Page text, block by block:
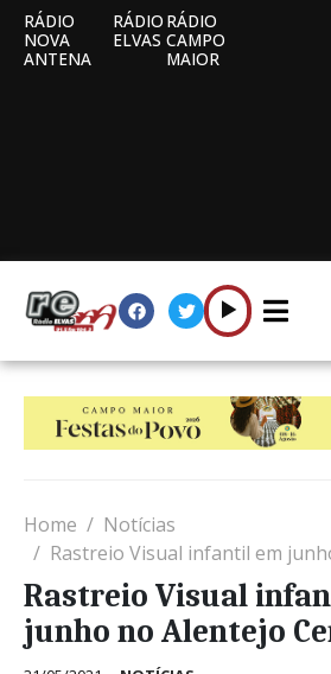
RÁDIO
NOVA
ANTENA
RÁDIO
ELVAS
RÁDIO
CAMPO
MAIOR
Home
Notícias
Rastreio Visual infantil em
Rastreio Visual
junho no Alentejo